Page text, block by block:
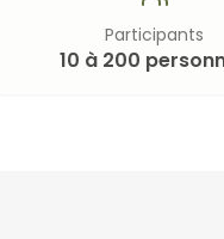
Participants
10 à 200